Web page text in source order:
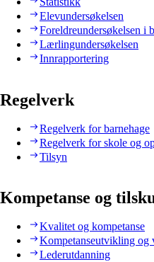
Elevundersøkelsen
Foreldreundersøkelsen i
Lærlingundersøkelsen
Innrapportering
Regelverk
Regelverk for barnehage
Regelverk for skole og
Tilsyn
Kompetanse og
Kvalitet og kompetanse
Kompetanseutvikling og
Lederutdanning